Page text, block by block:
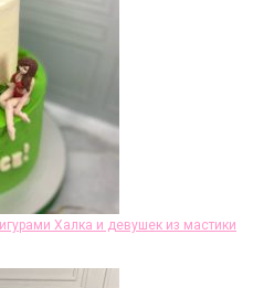
Халка и девушек из мастики